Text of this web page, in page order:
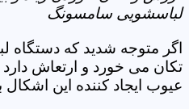
لباسشویی سامسونگ
اگر متوجه شدید که دستگاه
تکان می خورد و ارتعاش
عیوب ایجاد کننده این